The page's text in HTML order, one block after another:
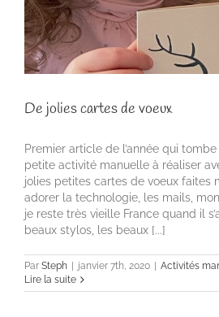
De jolies cartes de voeux
Premier article de l’année qui
petite activité manuelle à réaliser
jolies petites cartes de voeux faites
adorer la technologie, les mails,
je reste très vieille France quand il
beaux stylos, les beaux [...]
Par Steph | janvier 7th, 2020 | Activités
Lire la suite